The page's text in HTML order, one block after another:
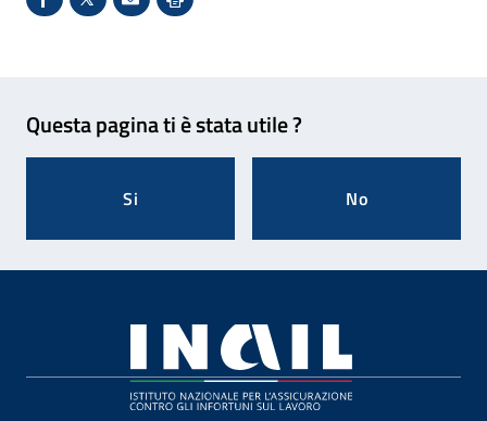
Condividi su Facebook - Sito esterno - Apertura in
X - Sito esterno - Apertura in nuova finestra
Invio Mail: apre il programma di posta
Stampa pagina: scelta meno
Questa pagina ti è stata utile ?
Si No